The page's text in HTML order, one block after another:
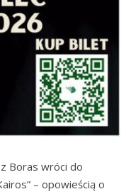
Boras wróci do
– opowieścią o